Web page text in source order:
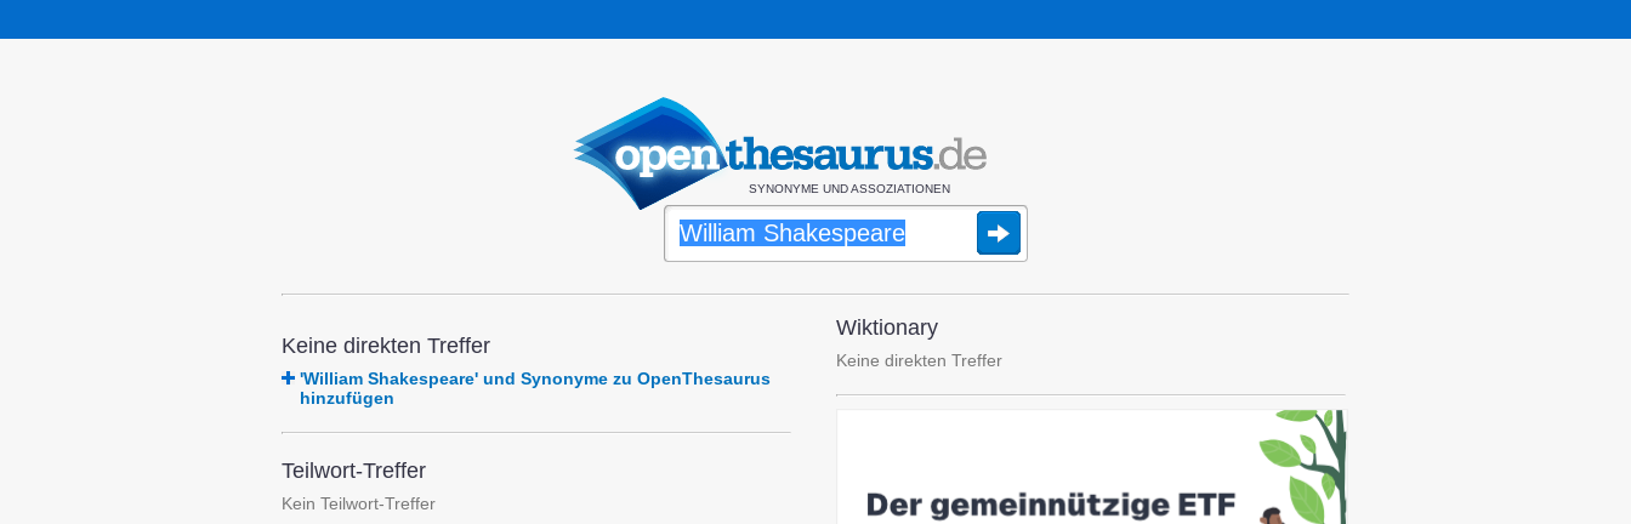
SYNONYME UND ASSOZIATIONEN
Keine direkten Treffer
'William Shakespeare' und Synonyme zu OpenThesaurus
hinzufügen
Teilwort-Treffer
Kein Teilwort-Treffer
Wiktionary
Keine direkten Treffer